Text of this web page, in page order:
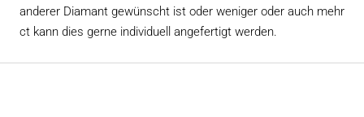
anderer Diamant gewünscht ist oder weniger oder auch mehr
ct kann dies gerne individuell angefertigt werden.